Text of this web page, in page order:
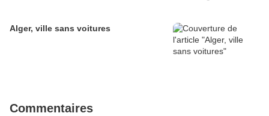
Alger, ville sans voitures
Commentaires